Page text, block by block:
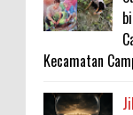
Kecamatan